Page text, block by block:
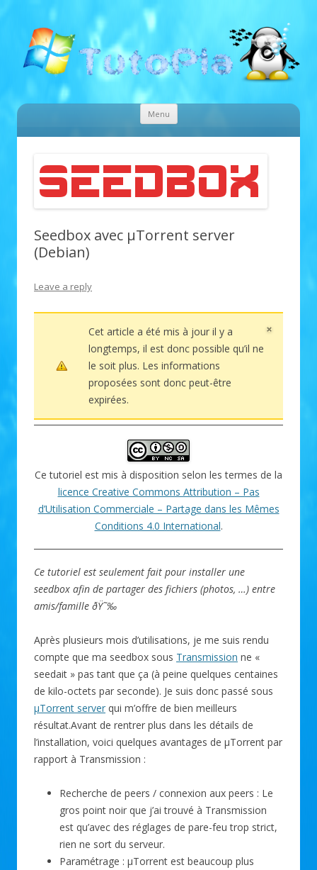
Tutopia
Tutoriels d'informatique
Menu Skip to content
Seedbox avec µTorrent server
(Debian)
Leave a reply
Cet article a été mis à jour il y a
longtemps, il est donc possible qu’il ne
le soit plus. Les informations
proposées sont donc peut-être
expirées.
Ce tutoriel est mis à disposition selon les termes de la
licence Creative Commons Attribution – Pas
d’Utilisation Commerciale – Partage dans les Mêmes
Conditions 4.0 International.
Ce tutoriel est seulement fait pour installer une
seedbox afin de partager des fichiers (photos, …) entre
amis/famille ðŸ˜‰
Après plusieurs mois d’utilisations, je me suis rendu
compte que ma seedbox sous Transmission ne «
seedait » pas tant que ça (à peine quelques centaines
de kilo-octets par seconde). Je suis donc passé sous
µTorrent server qui m’offre de bien meilleurs
résultat.Avant de rentrer plus dans les détails de
l’installation, voici quelques avantages de µTorrent par
rapport à Transmission :
Recherche de peers / connexion aux peers : Le
gros point noir que j’ai trouvé à Transmission
est qu’avec des réglages de pare-feu trop strict,
rien ne sort du serveur.
Paramétrage : µTorrent est beaucoup plus